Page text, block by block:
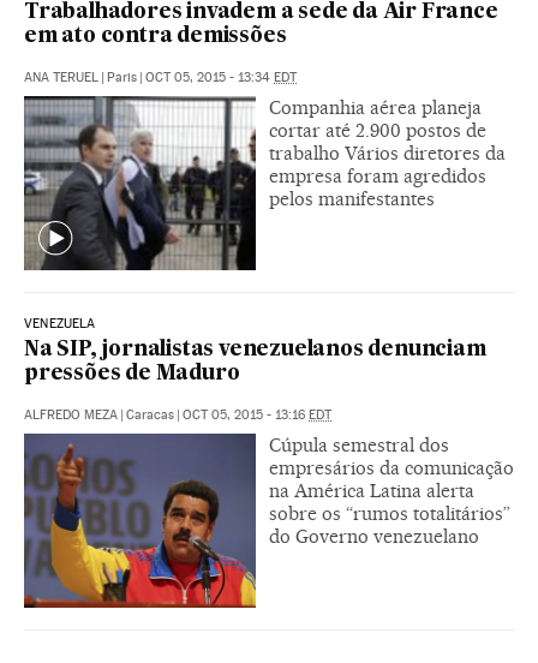
Trabalhadores invadem a sede da Air France
em ato contra demissões
ANA TERUEL | Paris | OCT 05, 2015 - 13:34 EDT
Companhia aérea planeja
cortar até 2.900 postos de
trabalho Vários diretores da
empresa foram agredidos
pelos manifestantes
VENEZUELA
Na SIP, jornalistas venezuelanos denunciam
pressões de Maduro
ALFREDO MEZA | Caracas | OCT 05, 2015 - 13:16 EDT
Cúpula semestral dos
empresários da comunicação
na América Latina alerta
sobre os “rumos totalitários”
do Governo venezuelano